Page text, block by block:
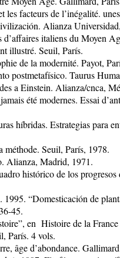
facteurs de l’inégalité.
Alianza
italiens du Moyen
illustré. Seuil, París.
de la modernité. Payot,
postmetafísico. Taurus
a Einstein. Alianza/cnca,
été modernes. Essai
híbridas. Estrategias para
Seuil, París, 1978.
Alianza, Madrid, 1971.
histórico de los
“Domesticación de
45.
en Histoire de la
París. 4 vols.
âge d’abondance.